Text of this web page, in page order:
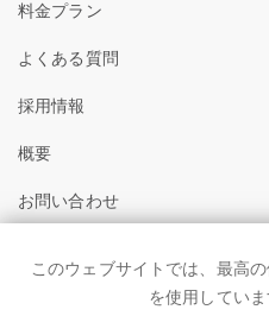
料金プラン
よくある質問
採用情報
概要
お問い合わせ
このウェブサイトでは、最高
を使用してい